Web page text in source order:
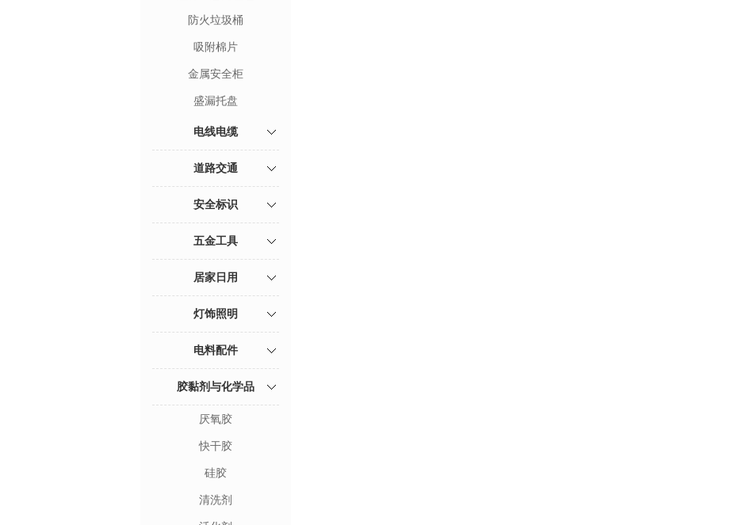
防火垃圾桶
吸附棉片
金属安全柜
盛漏托盘
电线电缆
道路交通
安全标识
五金工具
居家日用
灯饰照明
电料配件
胶黏剂与化学品
厌氧胶
快干胶
硅胶
清洗剂